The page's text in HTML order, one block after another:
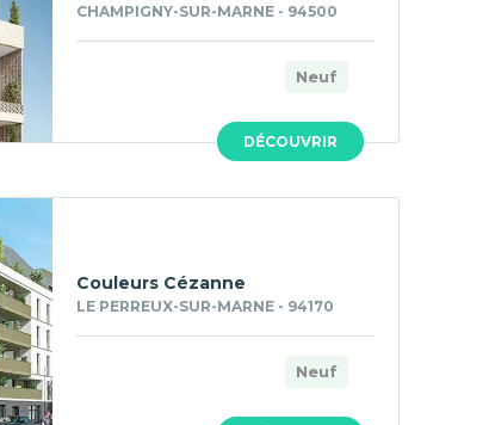
DÉCOUVRIR
CHAMPIGNY-SUR-MARNE - 94500
Neuf
Couleurs Cézanne
LE PERREUX-SUR-MARNE - 94170
Neuf